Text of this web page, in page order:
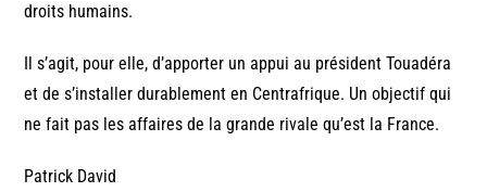
droits humains.
Il s’agit, pour elle, d’apporter un appui au président Touadéra
et de s’installer durablement en Centrafrique. Un objectif qui
ne fait pas les affaires de la grande rivale qu’est la France.
Patrick David